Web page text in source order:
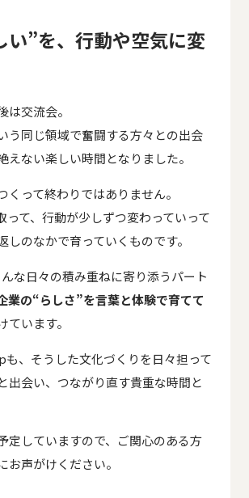
い”を、行動や空気に変
は交流会。
う同じ領域で奮闘する方々との出会
えない楽しい時間となりました。
くって終わりではありません。
って、行動が少しずつ変わっていって
のなかで育っていくものです。
な日々の積み重ねに寄り添うパート
業の“らしさ”を言葉と体験で育てて
ています。
、そうした文化づくりを日々担って
出会い、つながり直す貴重な時間と
定していますので、ご関心のある方
お声がけください。